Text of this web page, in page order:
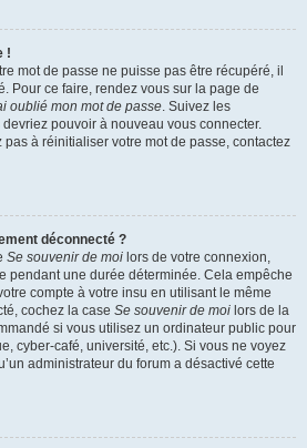
!
mot de passe ne puisse pas être récupéré, il
Pour ce faire, rendez vous sur la page de
oublié mon mot de passe. Suivez les
pouvoir à nouveau vous connecter.
à réinitialiser votre mot de passe, contactez
déconnecté ?
Se souvenir de moi lors de votre connexion,
pendant une durée déterminée. Cela empêche
compte à votre insu en utilisant le même
cochez la case Se souvenir de moi lors de la
si vous utilisez un ordinateur public pour
cyber-café, université, etc.). Si vous ne voyez
administrateur du forum a désactivé cette